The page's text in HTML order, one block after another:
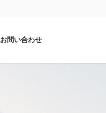
お問い合わせ